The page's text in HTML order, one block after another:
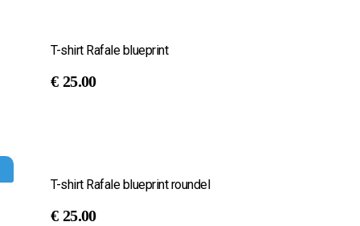
T-shirt Rafale blueprint
€ 25.00
T-shirt Rafale blueprint roundel
€ 25.00